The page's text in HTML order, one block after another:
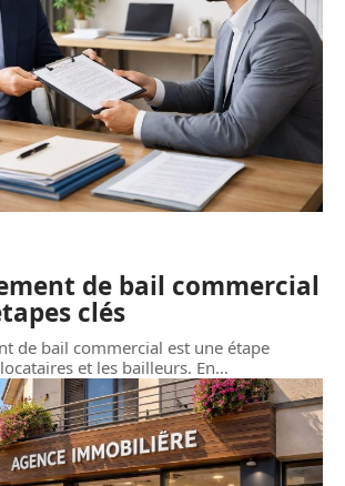
de bail commercial
clés
de bail commercial est une étape
et les bailleurs. En…